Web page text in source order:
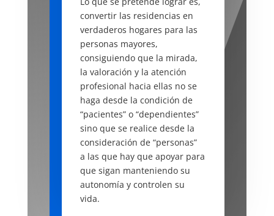
convertir las residencias en
verdaderos hogares para las
personas mayores,
consiguiendo que la mirada,
la valoración y la atención
profesional hacia ellas no se
haga desde la condición de
“pacientes” o “dependientes”
sino que se realice desde la
consideración de “personas”
a las que hay que apoyar para
que sigan manteniendo su
autonomía y controlen su
vida.